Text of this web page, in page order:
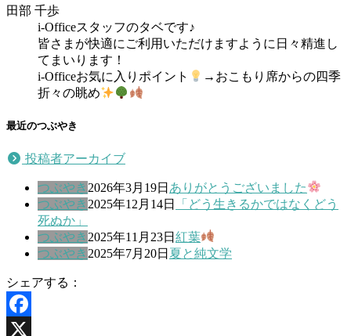
田部 千歩
i-Officeスタッフのタベです♪
皆さまが快適にご利用いただけますように日々精進し
てまいります！
i-Officeお気に入りポイント
→おこもり席からの四季
折々の眺め
最近のつぶやき
投稿者アーカイブ
つぶやき 2026年3月19日 ありがとうございました
つぶやき 2025年12月14日
「どう生きるかではなくどう
死ぬか」
つぶやき 2025年11月23日 紅葉
つぶやき 2025年7月20日 夏と純文学
シェアする：
Facebook